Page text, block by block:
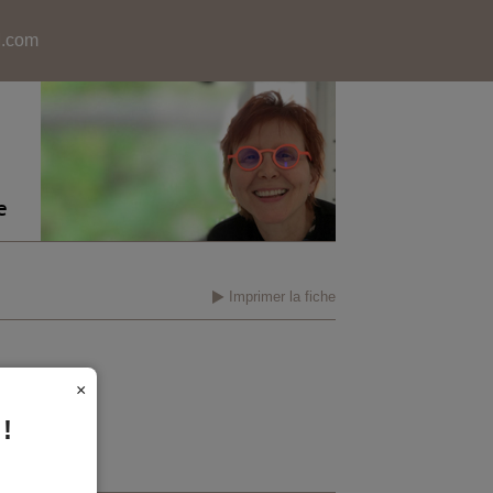
Imprimer la fiche
×